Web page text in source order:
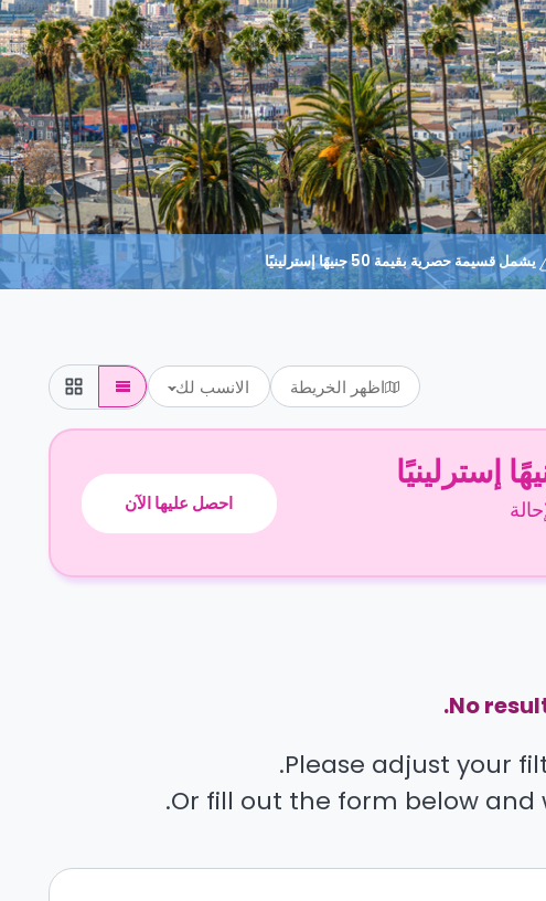
يشمل قسيمة حصرية بقيمة 50 جنيهًا إسترلينيًا
اظهر الخريطة الانسب لك
احصل عليها الآن
No
Please adjust your
Or fill out the form below and